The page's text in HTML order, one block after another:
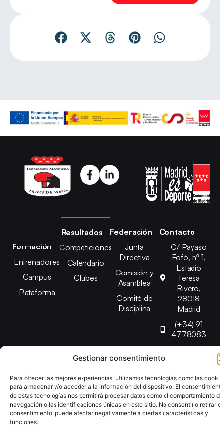
Gestionar consentimiento
Para ofrecer las mejores experiencias, utilizamos tecnologías como las
para almacenar y/o acceder a la información del dispositivo. El
de estas tecnologías nos permitirá procesar datos como el comportamiento
navegación o las identificaciones únicas en este sitio. No consentir o retirar
consentimiento, puede afectar negativamente a ciertas características y
funciones.
Formación
Entrenadores
Campus
Plataforma
Resultados
Competiciones
Calendario
Clubes
Federación
Junta
Directiva
Comisión y
Asamblea
Comité de
Disciplina
Contacto
C/ Payaso
Fofó, nº 1,
Estadio
Teresa
Rivero,
28018
Madrid
(+34) 91
4778083
Copyright © 2025 Federación Madrileña de Tenis de Mesa |
Desarrollado porTOOOLS
Aviso LegalPolítica de CookiesPolítica de Privacidad